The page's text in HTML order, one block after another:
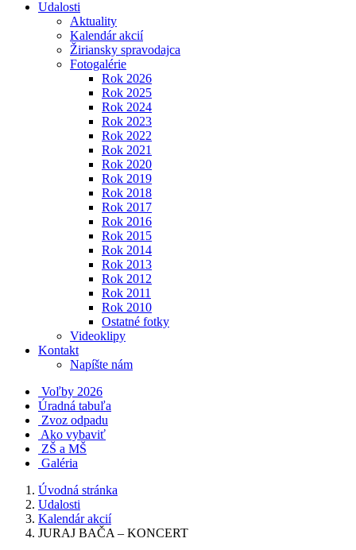
Udalosti
Aktuality
Kalendár akcií
Žiriansky spravodajca
Fotogalérie
Rok 2026
Rok 2025
Rok 2024
Rok 2023
Rok 2022
Rok 2021
Rok 2020
Rok 2019
Rok 2018
Rok 2017
Rok 2016
Rok 2015
Rok 2014
Rok 2013
Rok 2012
Rok 2011
Rok 2010
Ostatné fotky
Videoklipy
Kontakt
Napíšte nám
Voľby 2026
Úradná tabuľa
Zvoz odpadu
Ako vybaviť
ZŠ a MŠ
Galéria
Úvodná stránka
Udalosti
Kalendár akcií
JURAJ BAČA – KONCERT